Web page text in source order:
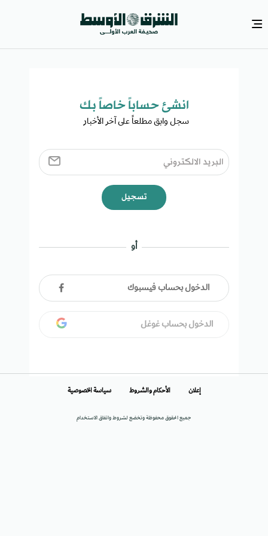
انشئ حساباً خاصاً بك​
سجل وابق مطلعاً على آخر الأخبار ​
تسجيل
أو
الدخول بحساب فيسبوك
الدخول بحساب غوغل
جميع الحقوق محفوظة وتخضع لشروط واتفاق الاستخدام
إعلان الأحكام والشروط سياسة الخصوصية